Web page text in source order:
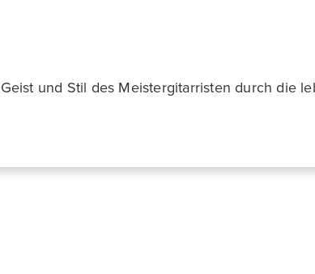
und Stil des Meistergitarristen durch die